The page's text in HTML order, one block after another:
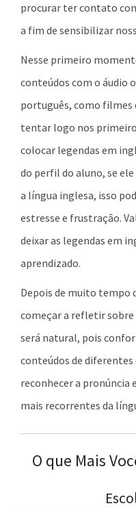
procurar ter contato
a fim de sensibilizar
Nesse primeiro
conteúdos com o áudio
português, como filmes
tentar logo nos
colocar legendas em
do perfil do aluno, se
a língua inglesa, isso
estresse e frustração.
deixar as legendas em
aprendizado.
Depois de muito tempo
começar a refletir sobre
será natural, pois
conteúdos de
reconhecer a
mais recorrentes da
O que Mais